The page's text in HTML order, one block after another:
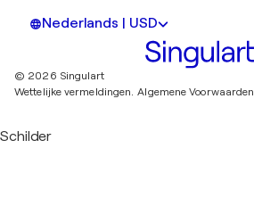
Nederlands | USD
© 2026 Singulart
Wettelijke vermeldingen. Algemene Voorwaarden
Schilder